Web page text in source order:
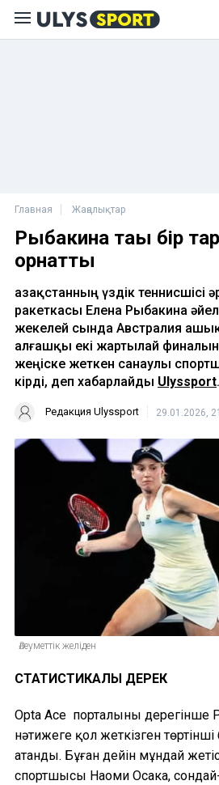
Главная Жаңалықтар
Рыбакина тағы бір
орнатты
Қазақстанның үздік теннисшісі
ракеткасы Елена Рыбакина
жекелей сында Австралия
алғашқы екі жартылай
жеңіске жеткен санаулы
кірді, деп хабарлайды Ulyssport.
Редакция Ulyssport 29.01.2026,
Әлеуметтік желіден
СТАТИСТИКАЛЫҚ ДЕРЕК
Opta Ace порталының
нәтижеге қол жеткізген
атанды. Бұған дейін мұндай
спортшысы Наоми Осака, сондай-